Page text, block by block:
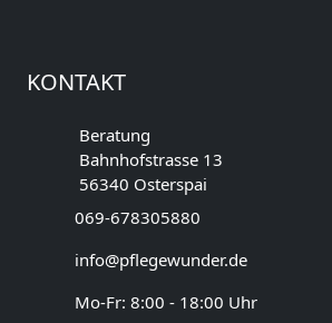
KONTAKT
Beratung
Bahnhofstrasse 13
56340 Osterspai
069-678305880
info@pflegewunder.de
Mo-Fr: 8:00 - 18:00 Uhr